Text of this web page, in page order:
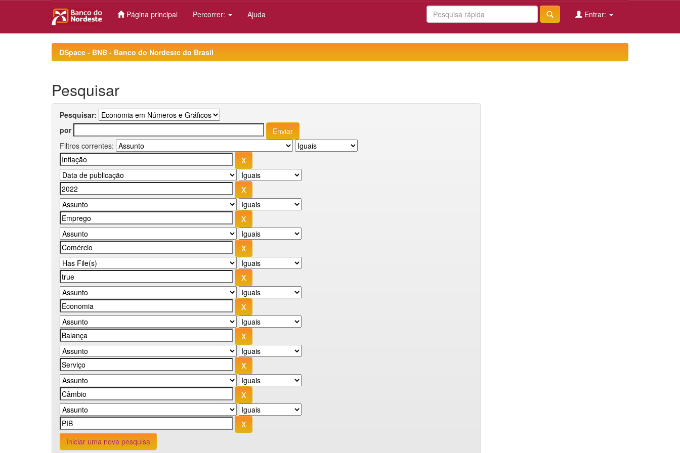
Página principal Percorrer: Ajuda Entrar:
DSpace - BNB - Banco do Nordeste do Brasil
Pesquisar
Pesquisar:
por
Filtros correntes:
Iniciar uma nova pesquisa